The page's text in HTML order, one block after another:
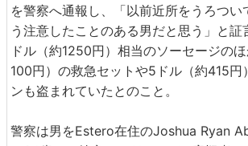
を警察へ通報し、「以前近所をうろつい
う注意したことのある男だと思う」と証
ドル（約1250円）相当のソーセージの
100円）の救急セットや5ドル（約415円
ンも盗まれていたとのこと。
警察は男をEstero在住のJoshua Ryan